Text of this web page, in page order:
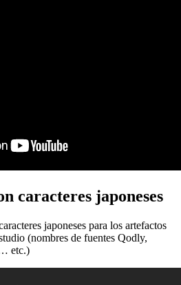
caracteres japoneses
japoneses para los artefactos
(nombres de fuentes Qodly,
etc.)